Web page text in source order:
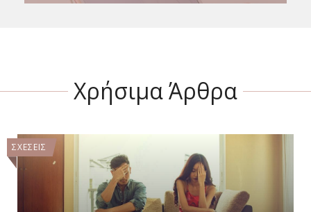
Χρήσιμα Άρθρα
ΣΧΕΣΕΙΣ